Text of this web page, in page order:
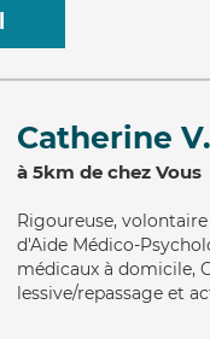
Catherine
à 5km de chez Vous
Rigoureuse,
d'Aide Médico-
médicaux à domicile,
lessive/repassage et